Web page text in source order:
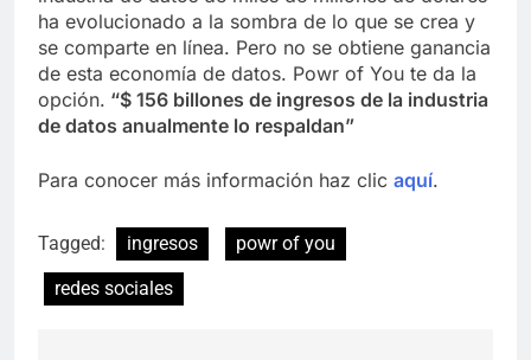
ha evolucionado a la sombra de lo que se crea y
se comparte en línea. Pero no se obtiene ganancia
de esta economía de datos. Powr of You te da la
opción. “$ 156 billones de ingresos de la industria
de datos anualmente lo respaldan”
Para conocer más información haz clic aquí.
Tagged: ingresos
powr of you
redes sociales